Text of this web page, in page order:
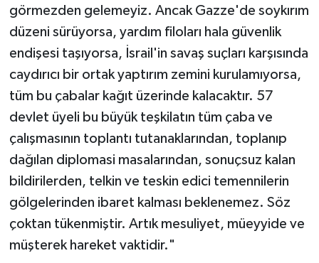
görmezden gelemeyiz. Ancak Gazze'de soykırım
düzeni sürüyorsa, yardım filoları hala güvenlik
endişesi taşıyorsa, İsrail'in savaş suçları karşısında
caydırıcı bir ortak yaptırım zemini kurulamıyorsa,
tüm bu çabalar kağıt üzerinde kalacaktır. 57
devlet üyeli bu büyük teşkilatın tüm çaba ve
çalışmasının toplantı tutanaklarından, toplanıp
dağılan diplomasi masalarından, sonuçsuz kalan
bildirilerden, telkin ve teskin edici temennilerin
gölgelerinden ibaret kalması beklenemez. Söz
çoktan tükenmiştir. Artık mesuliyet, müeyyide ve
müşterek hareket vaktidir."